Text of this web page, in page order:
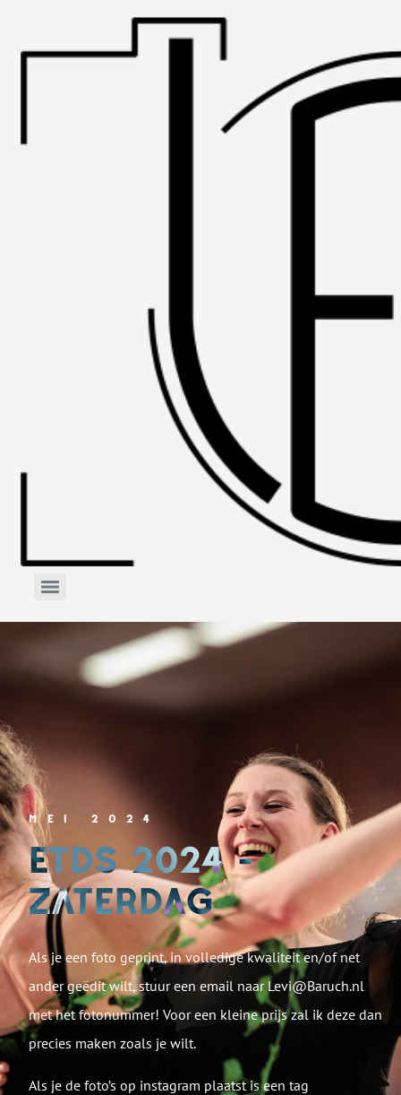
MEI 2024
ETDS 2024 -
ZATERDAG
Als je een foto geprint, in volledige kwaliteit en/of net
ander geëdit wilt, stuur een email naar Levi@Baruch.nl
met het fotonummer! Voor een kleine prijs zal ik deze dan
precies maken zoals je wilt.
Als je de foto’s op instagram plaatst is een tag